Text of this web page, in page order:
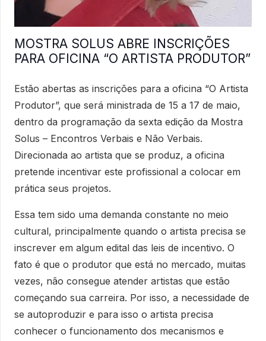
MOSTRA SOLUS ABRE INSCRIÇÕES
PARA OFICINA “O ARTISTA PRODUTOR”
Estão abertas as inscrições para a oficina “O Artista
Produtor”, que será ministrada de 15 a 17 de maio,
dentro da programação da sexta edição da Mostra
Solus – Encontros Verbais e Não Verbais.
Direcionada ao artista que se produz, a oficina
pretende incentivar este profissional a colocar em
prática seus projetos.
Essa tem sido uma demanda constante no meio
cultural, principalmente quando o artista precisa se
inscrever em algum edital das leis de incentivo. O
fato é que o produtor que está no mercado, muitas
vezes, não consegue atender artistas que estão
começando sua carreira. Por isso, a necessidade de
se autoproduzir e para isso o artista precisa
conhecer o funcionamento dos mecanismos e